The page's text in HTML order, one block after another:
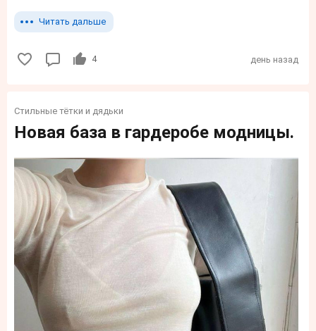
Читать дальше
4 день назад
Стильные тётки и дядьки
Новая база в гардеробе модницы.